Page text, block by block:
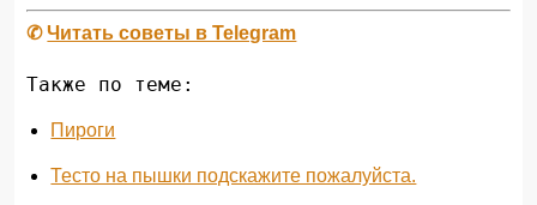
✆Читать советы в Telegram
Также по теме:
Пироги
Тесто на пышки подскажите пожалуйста.